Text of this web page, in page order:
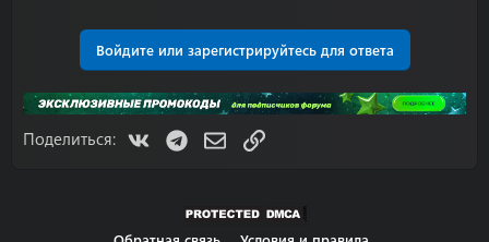
Войдите или зарегистрируйтесь для ответа
Поделиться: VK TelegramЭлектронная почта
Ссылка